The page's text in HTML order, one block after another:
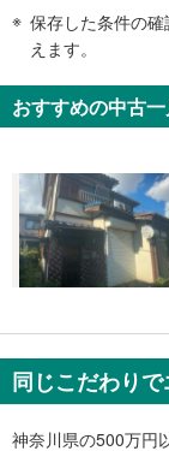
知
を
け
取
る
・
条
マ
イ
ペ
ー
保存した条件の
えます。
おすすめの中古
同じこだわり
神奈川県の500万円